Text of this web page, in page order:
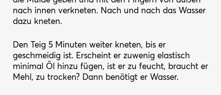
nach innen verkneten. Nach und nach das Wasser
dazu kneten.
Den Teig 5 Minuten weiter kneten, bis er
geschmeidig ist. Erscheint er zuwenig elastisch
minimal Öl hinzu fügen, ist er zu feucht, braucht er
Mehl, zu trocken? Dann benötigt er Wasser.